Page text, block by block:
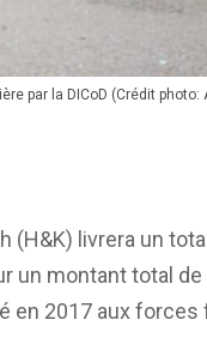
par la DICoD (Crédit
(H&K) livrera un
un montant total
en 2017 aux forces